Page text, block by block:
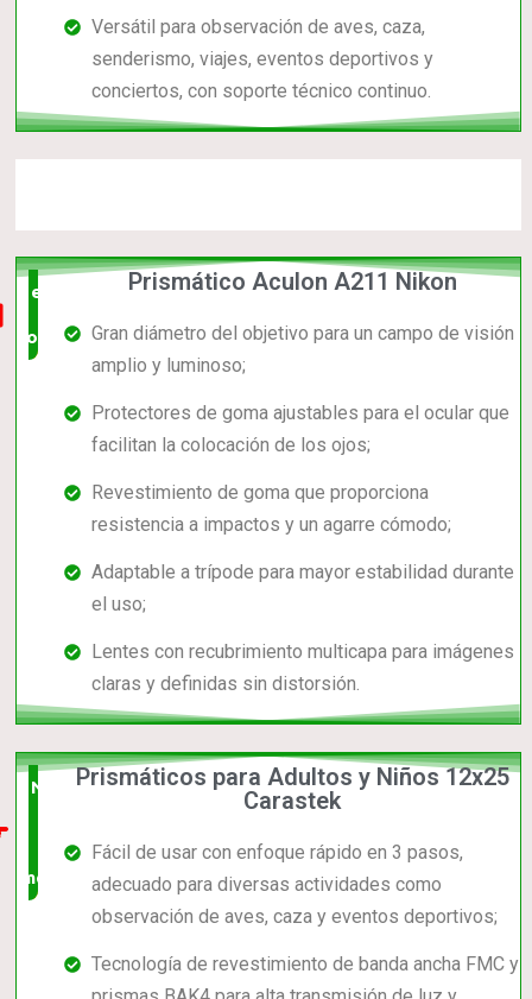
Versátil para observación de aves, caza,
senderismo, viajes, eventos deportivos y
conciertos, con soporte técnico continuo.
el mas
completo
Prismático Aculon A211 Nikon
Gran diámetro del objetivo para un campo de visión
amplio y luminoso;
Protectores de goma ajustables para el ocular que
facilitan la colocación de los ojos;
Revestimiento de goma que proporciona
resistencia a impactos y un agarre cómodo;
Adaptable a trípode para mayor estabilidad durante
el uso;
Lentes con recubrimiento multicapa para imágenes
claras y definidas sin distorsión.
Nuevo
mercado
Prismáticos para Adultos y Niños 12x25
Carastek
Fácil de usar con enfoque rápido en 3 pasos,
adecuado para diversas actividades como
observación de aves, caza y eventos deportivos;
Tecnología de revestimiento de banda ancha FMC y